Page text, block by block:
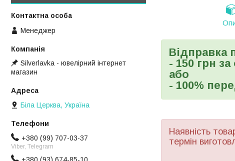
Відправка
- 150 грн
або
- 100%
Наявність
термін
Менеджер
Silverlavka - ювелірний інтернет
магазин
Біла Церква, Україна
+380 (99) 707-03-37
Viber, Telegram
+380 (93) 674-85-10